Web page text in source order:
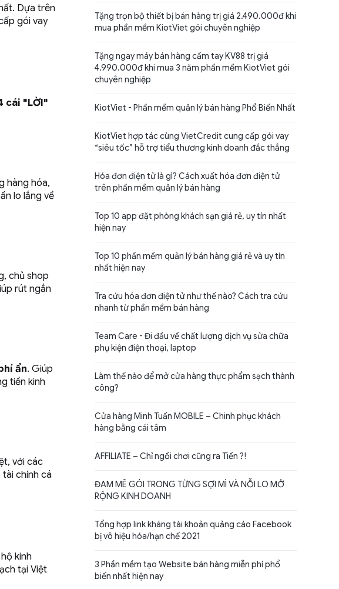
Dựa trên
gói vay
cái "LỜI"
hàng hóa,
lo lắng về
chủ shop
rút ngắn
ẩn. Giúp
tiền kinh
với các
chính cá
kinh
tại Việt
Tặng trọn bộ thiết bị bán hàng trị giá 2.490.000đ khi
mua phần mềm KiotViet gói chuyên nghiệp
Tặng ngay máy bán hàng cầm tay KV88 trị giá
4.990.000đ khi mua 3 năm phần mềm KiotViet gói
chuyên nghiệp
KiotViet - Phần mềm quản lý bán hàng Phổ Biến Nhất
KiotViet hợp tác cùng VietCredit cung cấp gói vay
“siêu tốc” hỗ trợ tiểu thương kinh doanh đắc thắng
Hóa đơn điện tử là gì? Cách xuất hóa đơn điện tử
trên phần mềm quản lý bán hàng
Top 10 app đặt phòng khách sạn giá rẻ, uy tín nhất
hiện nay
Top 10 phần mềm quản lý bán hàng giá rẻ và uy tín
nhất hiện nay
Tra cứu hóa đơn điện tử như thế nào? Cách tra cứu
nhanh từ phần mềm bán hàng
Team Care - Đi đầu về chất lượng dịch vụ sửa chữa
phụ kiện điện thoại, laptop
Làm thế nào để mở cửa hàng thực phẩm sạch thành
công?
Cửa hàng Minh Tuấn MOBILE – Chinh phục khách
hàng bằng cái tâm
AFFILIATE – Chỉ ngồi chơi cũng ra Tiền ?!
ĐAM MÊ GÓI TRONG TỪNG SỢI MÌ VÀ NỖI LO MỞ
RỘNG KINH DOANH
Tổng hợp link kháng tài khoản quảng cáo Facebook
bị vô hiệu hóa/hạn chế 2021
3 Phần mềm tạo Website bán hàng miễn phí phổ
biến nhất hiện nay